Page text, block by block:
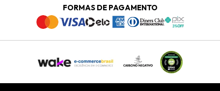
Termos e Condições
Trabalhe Conosco
Termos e Condições
Política de Privacidade
FORMAS DE PAGAMENTO